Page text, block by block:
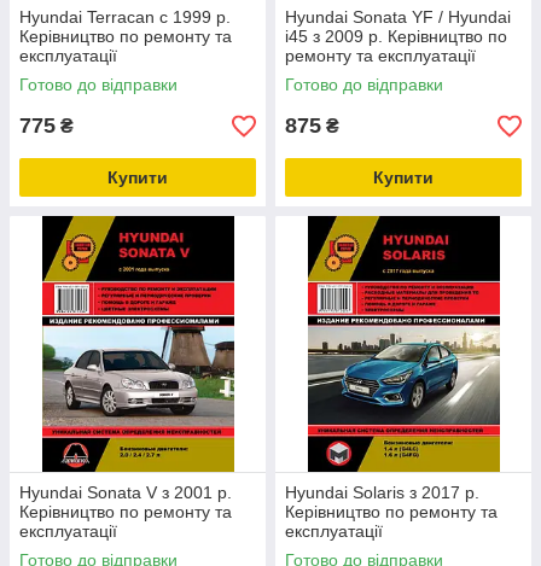
Hyundai Terracan c 1999 р.
Керівництво по ремонту та
експлуатації
Готово до відправки
775 ₴
Купити
Hyundai Sonata YF / Hyundai
i45 з 2009 р. Керівництво по
ремонту та експлуатації
Готово до відправки
875 ₴
Купити
Hyundai Sonata V з 2001 р.
Керівництво по ремонту та
експлуатації
Готово до відправки
Hyundai Solaris з 2017 р.
Керівництво по ремонту та
експлуатації
Готово до відправки